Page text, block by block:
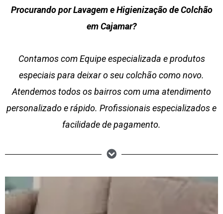
Procurando por Lavagem e Higienização de Colchão
em Cajamar?
Contamos com Equipe especializada e produtos
especiais para deixar o seu colchão como novo.
Atendemos todos os bairros com uma atendimento
personalizado e rápido. Profissionais especializados e
facilidade de pagamento.